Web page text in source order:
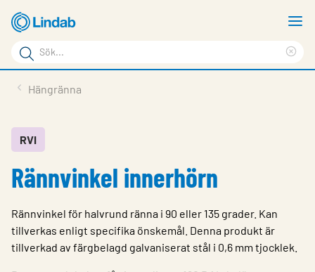
Hoppa
till
huvudinnehållet
Sökord
Sök
på
Service & Support
Hållbarhet
Kontakt
Hängränna
RVI
Rännvinkel innerhörn
Rännvinkel för halvrund ränna i 90 eller 135 grader. Kan
tillverkas enligt specifika önskemål. Denna produkt är
tillverkad av färgbelagd galvaniserat stål i 0,6 mm tjocklek.